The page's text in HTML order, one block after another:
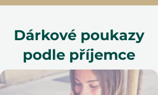
Dárkové poukazy
podle příjemce